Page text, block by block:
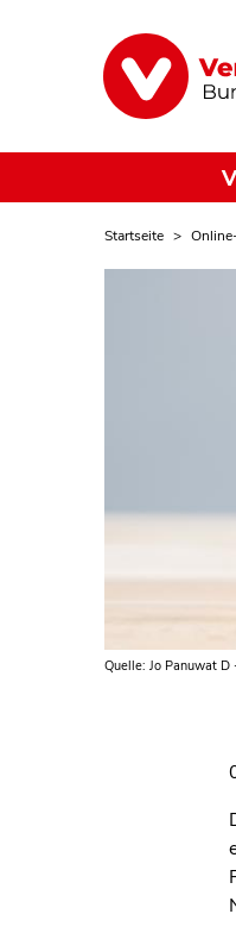
Startseite
Quelle: Jo Panuwat D